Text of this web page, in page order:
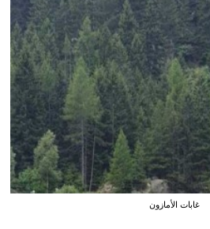
غابات الأمازون